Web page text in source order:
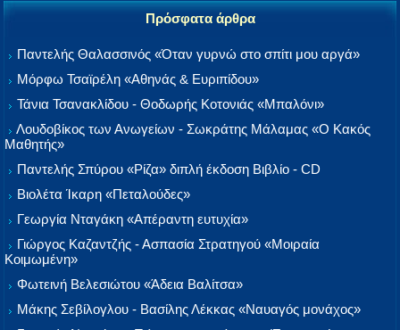
Πρόσφατα άρθρα
Παντελής Θαλασσινός «Όταν γυρνώ στο σπίτι μου αργά»
Μόρφω Τσαϊρέλη «Αθηνάς & Ευριπίδου»
Τάνια Τσανακλίδου - Θοδωρής Κοτονιάς «Μπαλόνι»
Λουδοβίκος των Ανωγείων - Σωκράτης Μάλαμας «Ο Κακός
Μαθητής»
Παντελής Σπύρου «Ρίζα» διπλή έκδοση Βιβλίο - CD
Βιολέτα Ίκαρη «Πεταλούδες»
Γεωργία Νταγάκη «Aπέραντη ευτυχία»
Γιώργος Καζαντζής - Ασπασία Στρατηγού «Μοιραία
Κοιμωμένη»
Φωτεινή Βελεσιώτου «Άδεια Βαλίτσα»
Μάκης Σεβίλογλου - Βασίλης Λέκκας «Ναυαγός μονάχος»